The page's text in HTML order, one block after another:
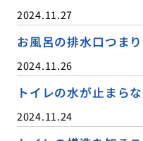
2024.11.27
お風呂の排水口つま
2024.11.26
トイレの水が止まら
2024.11.24